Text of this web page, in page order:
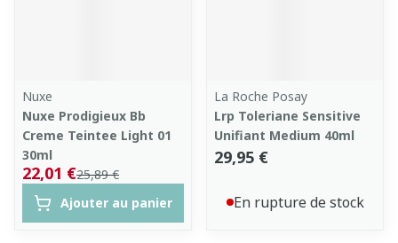
Nuxe
Nuxe Prodigieux Bb
Creme Teintee Light 01
30ml
25,89 €
22,01 €
Ajouter au panier
La Roche Posay
Lrp Toleriane Sensitive
Unifiant Medium 40ml
29,95 €
En rupture de stock